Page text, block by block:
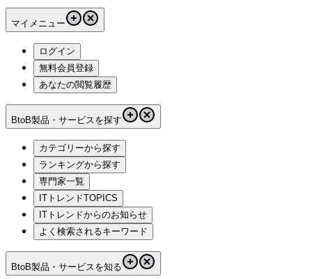
マイメニュー
ログイン
無料会員登録
あなたの閲覧履歴
BtoB製品・サービスを探す
カテゴリーから探す
ランキングから探す
専門家一覧
ITトレンドTOPICS
ITトレンドからのお知らせ
よく検索されるキーワード
BtoB製品・サービスを知る